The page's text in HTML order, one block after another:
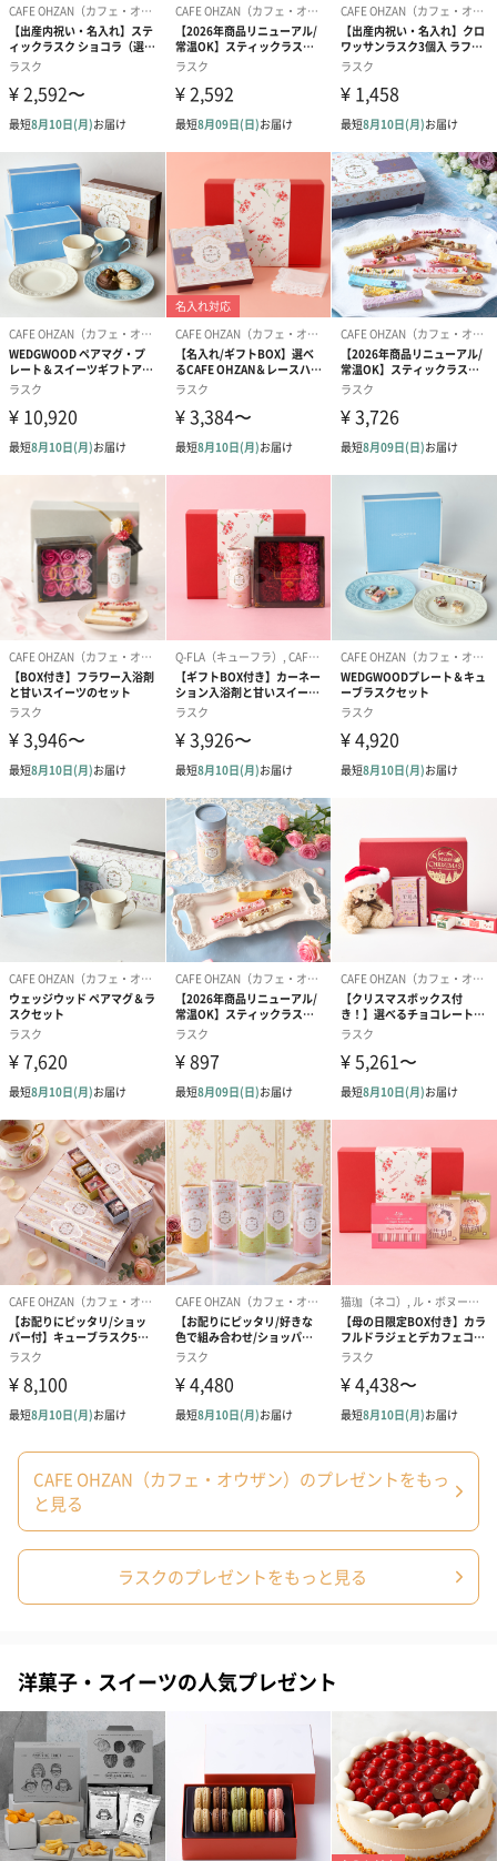
ブランドオリジナルの手提げ袋をお付けします。
※ダンボール装飾の箱が入らないサイズです。ダンボール装飾と
紙袋をお求めいただく場合は、TANPオリジナル紙袋のご選択をお
薦めいたします。
CAFE OHZAN紙袋（M）（0円）
紙袋
お渡し用の紙袋です。
あり（280円）
メッセージカード（通常・写真・グリーティング）
誕生日や結婚祝い・出産祝いなど、様々なシーンのメッセージカ
メッセージカードや封筒のデザインは一部変更する場合がありま
す。
写真付きメッセージカ
ード（680円）
写真付きメッセージカ
ード（Thank you）ピ
ンク（680円）
【誕生日】
Birthday ホワ
包装紙
ラッピングを施してお届けいたします。
ゴールド（390円） ピンク（390円） グリーン（
のし
結婚祝い（御結婚御
祝）（110円）
出産祝い（御出産御
祝）（110円）
結婚内祝い（
（110円）
CAFE OHZAN（カフェ・オウザン）のプレゼントをもっ
と見る
ラスクのプレゼントをもっと見る
洋菓子・スイーツの人気プレゼント